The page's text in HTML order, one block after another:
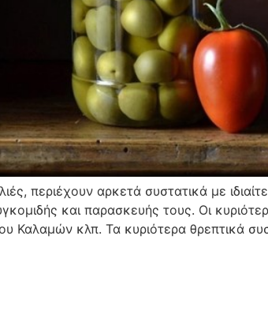
περιέχουν αρκετά συστατικά με
και παρασκευής τους. Οι
Καλαμών κλπ. Τα κυριότερα θρεπτικά